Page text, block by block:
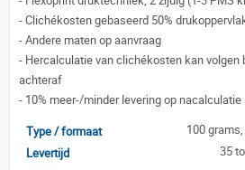
-Clichékosten gebaseerd 50%
-Andere maten op aanvraag
- Hercalculatie van clichékosten kan volgen
achteraf
- 10% meer-/minder levering op nacalculatie
Type / formaat
100
Levertijd
35